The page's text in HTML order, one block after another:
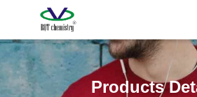
Products